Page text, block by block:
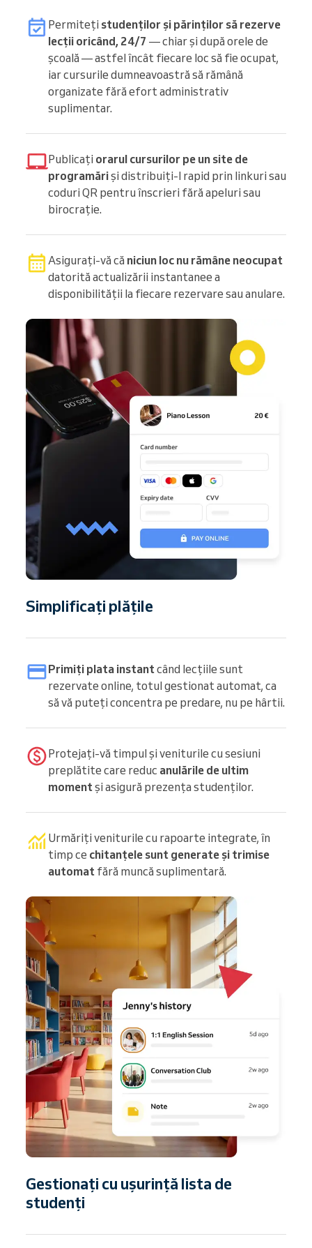
Permiteți studenților și părinților să rezerve
lecții oricând, 24/7 — chiar și după orele de
școală — astfel încât fiecare loc să fie ocupat,
iar cursurile dumneavoastră să rămână
organizate fără efort administrativ
suplimentar.
Publicați orarul cursurilor pe un site de
programăriși distribuiți-l rapid prin linkuri sau
coduri QR pentru înscrieri fără apeluri sau
birocrație.
Asigurați-vă că niciun loc nu rămâne neocupat
datorită actualizării instantanee a
disponibilității la fiecare rezervare sau anulare.
Simplificați plățile
Primiți plata instant când lecțiile sunt
rezervate online, totul gestionat automat, ca
să vă puteți concentra pe predare, nu pe hârtii.
Protejați-vă timpul și veniturile cu sesiuni
preplătite care reduc anulările de ultim
moment și asigură prezența studenților.
Urmăriți veniturile cu rapoarte integrate, în
timp ce chitanțele sunt generate și trimise
automat fără muncă suplimentară.
Gestionați cu ușurință lista de
studenți